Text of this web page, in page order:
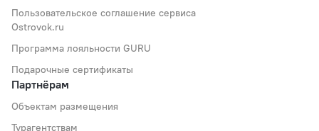
Пользовательское соглашение сервиса
Ostrovok.ru
Программа лояльности GURU
Подарочные сертификаты
Партнёрам
Объектам размещения
Турагентствам